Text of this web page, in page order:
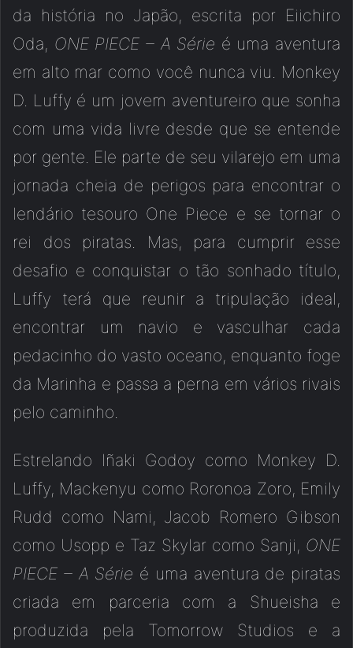
da história no Japão, escrita por Eiichiro
Oda, ONE PIECE – A Série é uma aventura
em alto mar como você nunca viu. Monkey
D. Luffy é um jovem aventureiro que sonha
com uma vida livre desde que se entende
por gente. Ele parte de seu vilarejo em uma
jornada cheia de perigos para encontrar o
lendário tesouro One Piece e se tornar o
rei dos piratas. Mas, para cumprir esse
desafio e conquistar o tão sonhado título,
Luffy terá que reunir a tripulação ideal,
encontrar um navio e vasculhar cada
pedacinho do vasto oceano, enquanto foge
da Marinha e passa a perna em vários rivais
pelo caminho.
Estrelando Iñaki Godoy como Monkey D.
Luffy, Mackenyu como Roronoa Zoro, Emily
Rudd como Nami, Jacob Romero Gibson
como Usopp e Taz Skylar como Sanji, ONE
PIECE – A Série é uma aventura de piratas
criada em parceria com a Shueisha e
produzida pela Tomorrow Studios e a